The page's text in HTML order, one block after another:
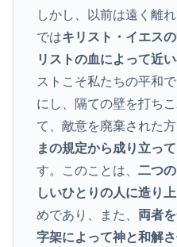
しかし、以前は遠く離
ではキリスト・イエス
リストの血によって近
ストこそ私たちの平和
にし、隔ての壁を打ち
て、敵意を廃棄された方
まの規定から成り立っ
す。このことは、 二つ
しいひとりの人に造り
めであり、また、 両者
字架によって神と和解